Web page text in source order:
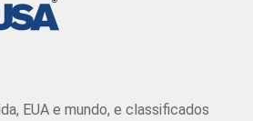
EUA e mundo, e classificados